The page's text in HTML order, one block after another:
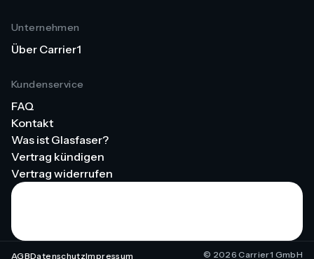
Unternehmen
Über Carrier1
Kundenservice
FAQ
Kontakt
Was ist Glasfaser?
Vertrag kündigen
Vertrag widerrufen
AGBDatenschutzImpressum © 2026 Carrier1 GmbH